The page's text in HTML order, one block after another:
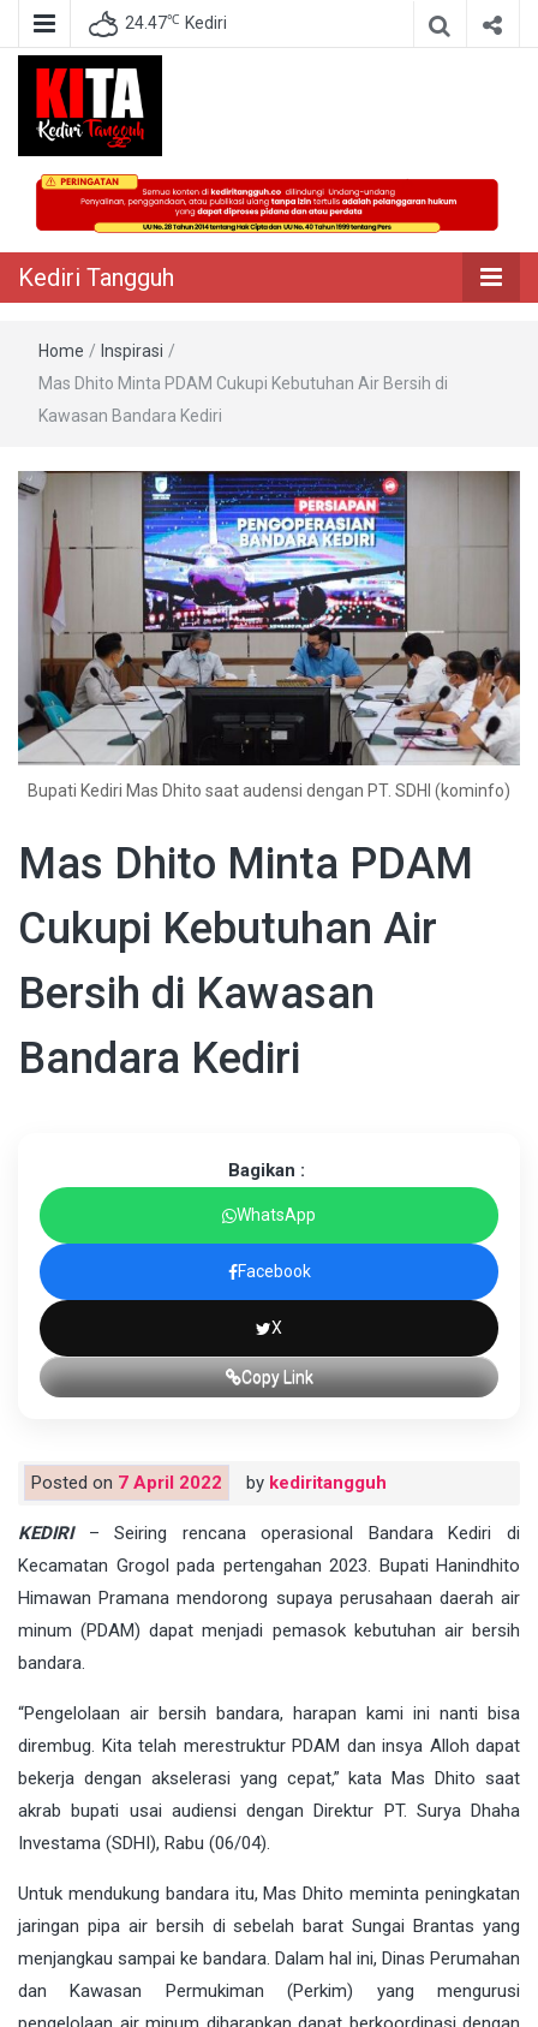
24.47℃ Kediri
Kediri Tangguh
Berita Akurat Terpercaya
Kediri Tangguh
Home / Inspirasi /
Mas Dhito Minta PDAM Cukupi Kebutuhan Air Bersih di
Kawasan Bandara Kediri
Bupati Kediri Mas Dhito saat audensi dengan PT. SDHI (kominfo)
Mas Dhito Minta PDAM
Cukupi Kebutuhan Air
Bersih di Kawasan
Bandara Kediri
Bagikan :
WhatsApp
Facebook
X
Copy Link
Posted on 7 April 2022 by kediritangguh
KEDIRI– Seiring rencana operasional Bandara Kediri di
Kecamatan Grogol pada pertengahan 2023. Bupati Hanindhito
Himawan Pramana mendorong supaya perusahaan daerah air
minum (PDAM) dapat menjadi pemasok kebutuhan air bersih
bandara.
“Pengelolaan air bersih bandara, harapan kami ini nanti bisa
dirembug. Kita telah merestruktur PDAM dan insya Alloh dapat
bekerja dengan akselerasi yang cepat,” kata Mas Dhito saat
akrab bupati usai audiensi dengan Direktur PT. Surya Dhaha
Investama (SDHI), Rabu (06/04).
Untuk mendukung bandara itu, Mas Dhito meminta peningkatan
jaringan pipa air bersih di sebelah barat Sungai Brantas yang
menjangkau sampai ke bandara. Dalam hal ini, Dinas Perumahan
dan Kawasan Permukiman (Perkim) yang mengurusi